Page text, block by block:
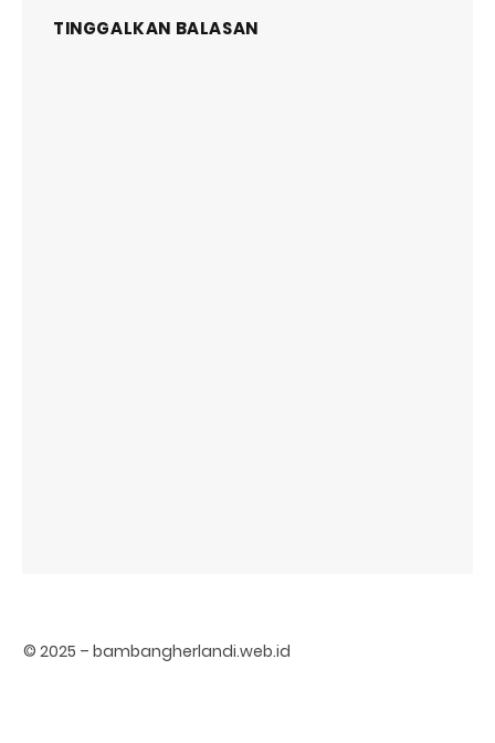
TINGGALKAN BALASAN
© 2025 – bambangherlandi.web.id